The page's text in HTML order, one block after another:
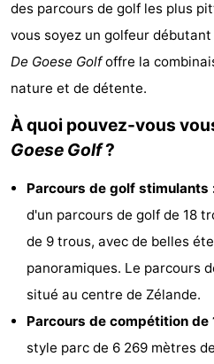
d'hôtes
Chaumières
-
De
Oase
-
Duinoord
Ginsterveld
Julianahoeve
Livingstone
Port
des parcours de golf les plus
vous soyez un golfeur
De Goese Golfoffre la
nature et de détente.
À quoi pouvez-vous
Goese Golf?
Parcours de golf stimulants
d'un parcours de golf de 18
de 9 trous, avec de belles
panoramiques. Le parcours
situé au centre de Zélande.
Parcours de compétition de
style parc de 6 269 mètres